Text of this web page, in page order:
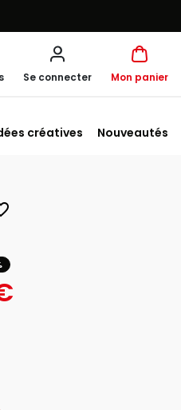
Se connecter Mon panier
créatives Nouveautés